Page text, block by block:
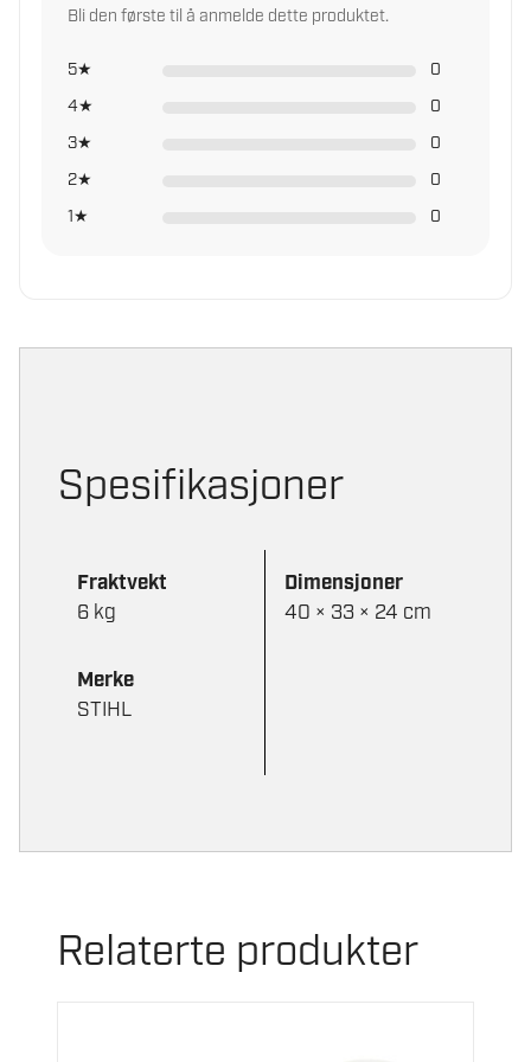
Bli den første til å anmelde dette produktet.
5★
0
4★
0
3★
0
2★
0
1★
0
Spesifikasjoner
Fraktvekt
6 kg
Dimensjoner
40 × 33 × 24 cm
Merke
STIHL
Relaterte produkter